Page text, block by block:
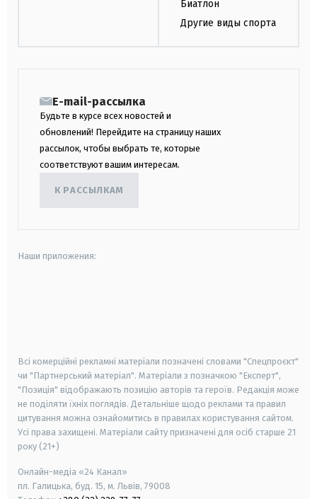
Биатлон
Другие виды спорта
E-mail-рассылка
Будьте в курсе всех новостей и
обновлений! Перейдите на страницу наших
рассылок, чтобы выбрать те, которые
соответствуют вашим интересам.
К РАССЫЛКАМ
Наши приложения:
Всі комерційні рекламні матеріали позначені словами "Спецпроєкт"
чи "Партнерський матеріал". Матеріали з позначкою "Експерт",
"Позиція" відображають позицію авторів та героїв. Редакція може
не поділяти їхніх поглядів. Детальніше щодо реклами та правил
цитування можна ознайомитись в правилах користування сайтом.
Усі права захищені. Матеріали сайту призначені для осіб старше 21
року (21+)
Онлайн-медіа «24 Канал»
пл. Галицька, буд. 15, м. Львів, 79008